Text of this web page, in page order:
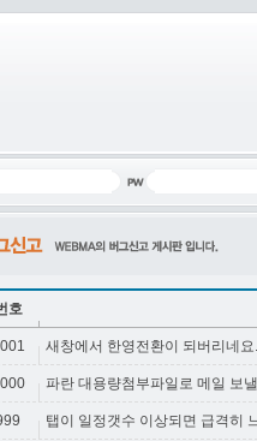
호
새창에서 한영전환이 되버리네요.
파란 대용량첨부파일로 메일 보
탭이 일정갯수 이상되면 급격히